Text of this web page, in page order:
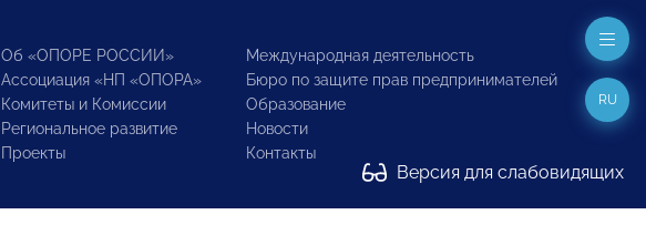
Об «ОПОРЕ РОССИИ»
Ассоциация «НП «ОПОРА»
Комитеты и Комиссии
Региональное развитие
Проекты
Международная деятельность
Бюро по защите прав предпринимателей
Образование
Новости
Контакты
Версия для слабовидящих
RU